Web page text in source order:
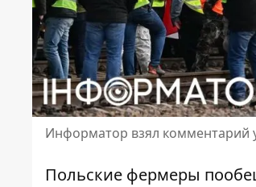
Информатор взял комментарий
Польские фермеры